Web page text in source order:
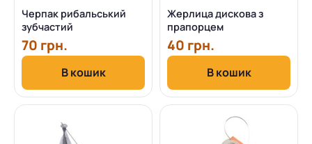
Черпак рибальський
зубчастий
70 грн.
В кошик
Жерлица дискова з
прапорцем
40 грн.
В кошик